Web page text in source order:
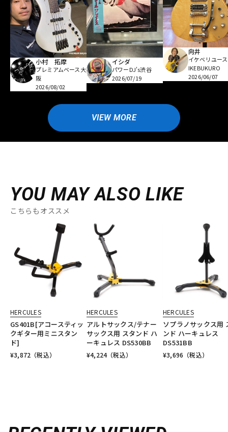
小村 拓摩
プレミアムベース大
阪
2026/08/02
イシダ
パワーDJ's渋谷
2026/07/19
向井
イケベリユース
IKEBUKURO
2026/06/07
VIEW MORE
YOU MAY ALSO LIKE
こちらもオススメ
HERCULES
GS401B[アコースティッ
クギター用ミニスタン
ド]
¥3,872 （税込）
HERCULES
アルトサックス/テナー
サックス用 スタンド ハ
ーキュレス DS530BB
¥4,224（税込）
HERCULES
ソプラノサックス用
ンド ハーキュレス
DS531BB
¥3,696 （税込）